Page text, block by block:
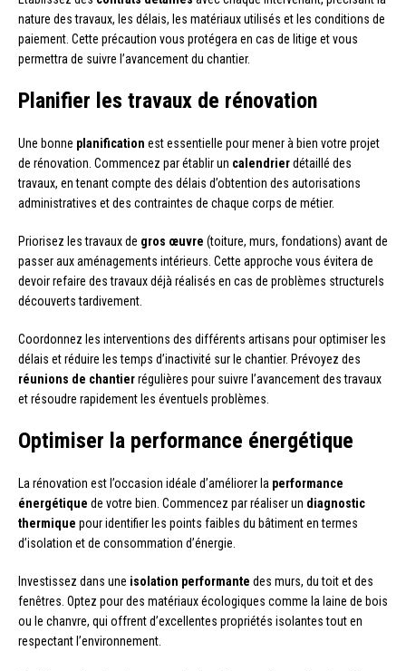
nature des travaux, les délais, les matériaux utilisés et les conditions de
paiement. Cette précaution vous protégera en cas de litige et vous
permettra de suivre l’avancement du chantier.
Planifier les travaux de rénovation
Une bonne planification est essentielle pour mener à bien votre projet
de rénovation. Commencez par établir un calendrierdétaillé des
travaux, en tenant compte des délais d’obtention des autorisations
administratives et des contraintes de chaque corps de métier.
Priorisez les travaux de gros œuvre (toiture, murs, fondations) avant de
passer aux aménagements intérieurs. Cette approche vous évitera de
devoir refaire des travaux déjà réalisés en cas de problèmes structurels
découverts tardivement.
Coordonnez les interventions des différents artisans pour optimiser les
délais et réduire les temps d’inactivité sur le chantier. Prévoyez des
réunions de chantierrégulières pour suivre l’avancement des travaux
et résoudre rapidement les éventuels problèmes.
Optimiser la performance énergétique
La rénovation est l’occasion idéale d’améliorer la performance
énergétique de votre bien. Commencez par réaliser un diagnostic
thermique pour identifier les points faibles du bâtiment en termes
d’isolation et de consommation d’énergie.
Investissez dans une isolation performante des murs, du toit et des
fenêtres. Optez pour des matériaux écologiques comme la laine de bois
ou le chanvre, qui offrent d’excellentes propriétés isolantes tout en
respectant l’environnement.